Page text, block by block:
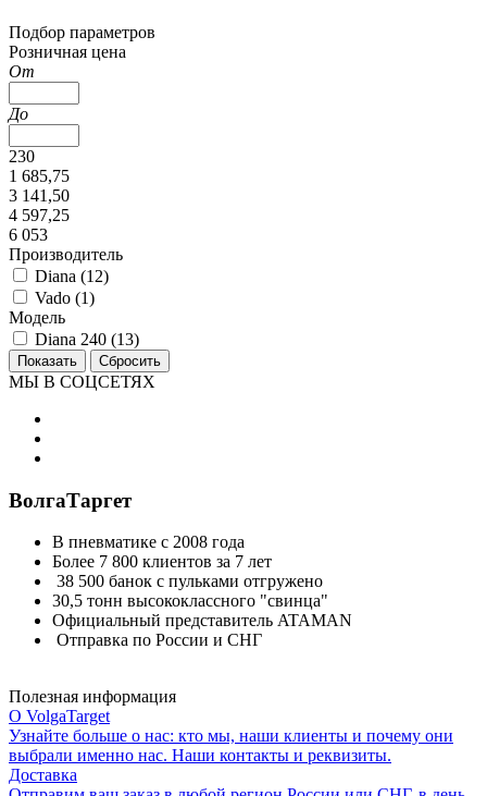
Подбор параметров
Розничная цена
От
До
230
1 685,75
3 141,50
4 597,25
6 053
Производитель
Diana (12)
Vado (1)
Модель
Diana 240 (13)
МЫ В СОЦСЕТЯХ
ВолгаТаргет
В пневматике с 2008 года
Более 7 800 клиентов за 7 лет
38 500 банок с пульками отгружено
30,5 тонн высококлассного "свинца"
Официальный представитель ATAMAN
Отправка по России и СНГ
Полезная информация
О VolgaTarget
Узнайте больше о нас: кто мы, наши клиенты и почему они
выбрали именно нас. Наши контакты и реквизиты.
Доставка